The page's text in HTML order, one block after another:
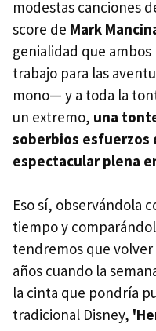
modestas canciones
score de Mark
genialidad que
trabajo para las
mono— y a toda la
un extremo, una
soberbios esfuerzos
espectacular plena
Eso sí, observándola
tiempo y
tendremos que
años cuando la
la cinta que pondría
tradicional Disney,